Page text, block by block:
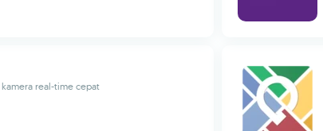
kamera real-time cepat